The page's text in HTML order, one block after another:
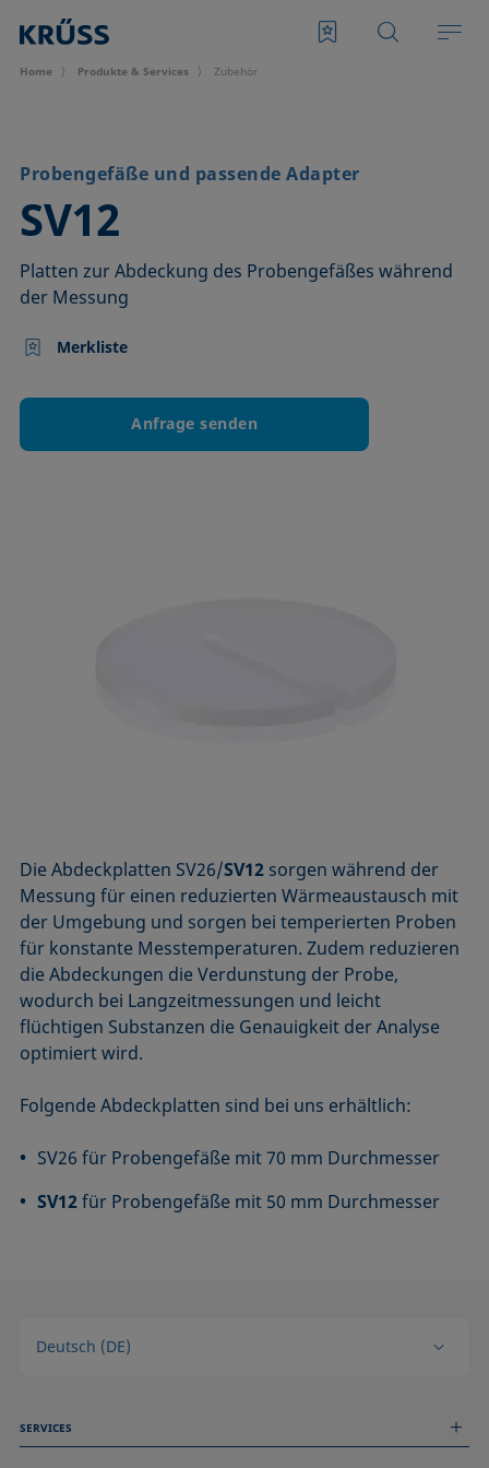
Home Produkte & Services Zubehör
Probengefäße und passende Adapter
SV12
–
Platten zur Abdeckung des Probengefäßes während
der Messung
Merkliste
Anfrage senden
Die Abdeckplatten SV26/SV12 sorgen während der
Messung für einen reduzierten Wärmeaustausch mit
der Umgebung und sorgen bei temperierten Proben
für konstante Mess­temperaturen. Zudem reduzieren
die Abdeckungen die Verdunstung der Probe,
wodurch bei Langzeitmessungen und leicht
flüchtigen Substanzen die Genauigkeit der Analyse
optimiert wird.
Folgende Abdeckplatten sind bei uns erhältlich:
SV26 für Probengefäße mit 70 mm Durchmesser
SV12für Probengefäße mit 50 mm Durchmesser
Deutsch (DE)
SERVICES